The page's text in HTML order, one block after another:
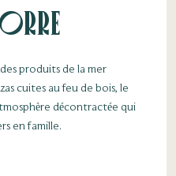
produits de la mer
cuites au feu de bois, le
décontractée qui
en famille.